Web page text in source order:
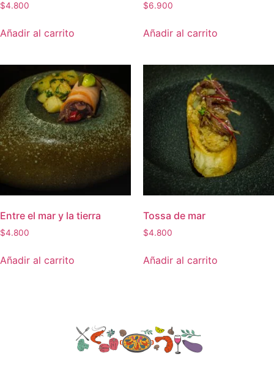
$4.800
Añadir al carrito
$6.900
Añadir al carrito
Entre el mar y la tierra
$4.800
Añadir al carrito
Tossa de mar
$4.800
Añadir al carrito